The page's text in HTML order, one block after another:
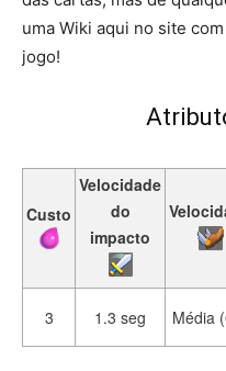
uma Wiki aqui no site
jogo!
Custo
Velocidade
do
impacto
3 1.3 seg Média